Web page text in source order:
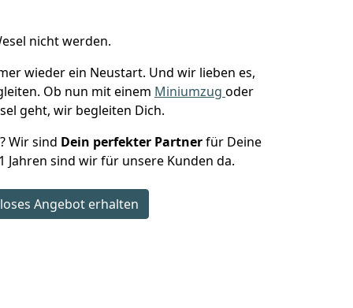
nicht werden.
wieder ein Neustart. Und wir lieben es,
Ob nun mit einem Miniumzug oder
geht, wir begleiten Dich.
Wir sind Dein perfekter Partnerfür Deine
Jahren sind wir für unsere Kunden da.
Angebot erhalten